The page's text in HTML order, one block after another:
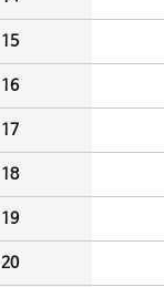
15
16
17
18
19
20